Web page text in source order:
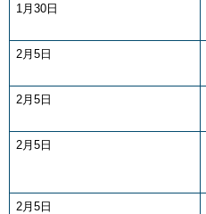
1月30日
2月5日
2月5日
2月5日
2月5日